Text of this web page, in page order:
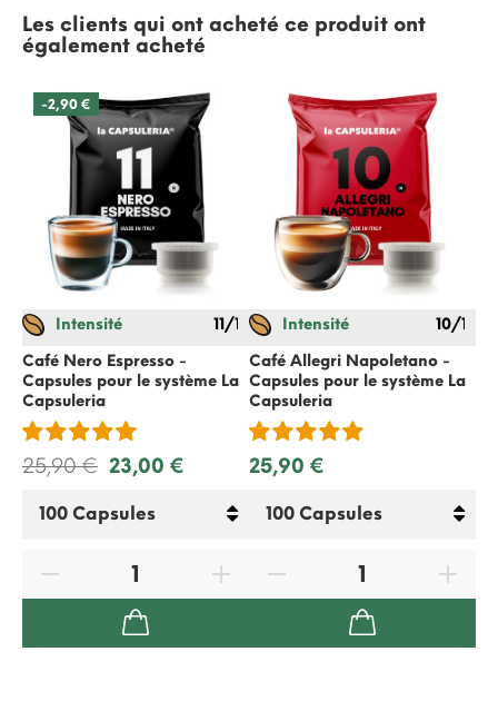
Les clients qui ont acheté ce produit ont
également acheté
-2,90 €
Intensité
11/12
Café Nero Espresso -
Capsules pour le système La
Capsuleria
25,90 € 23,00 €
Intensité
10/12
Café Allegri Napoletano -
Capsules pour le système La
Capsuleria
25,90 €